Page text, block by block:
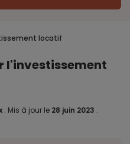
locatif
l'investissement
. Mis à jour le 28 juin 2023 .